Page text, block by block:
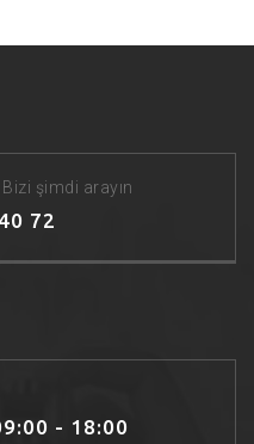
şimdi arayın
72
- 18:00